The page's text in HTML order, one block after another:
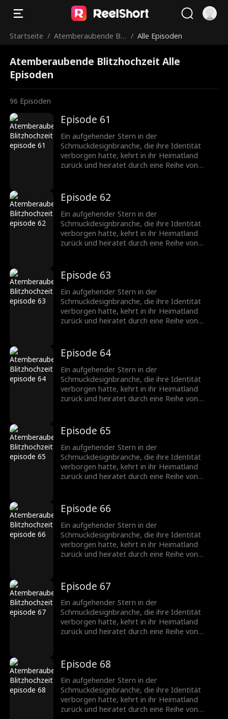
Startseite / Atemberaubende Blit / Alle Episoden
Atemberaubende Blitzhochzeit Alle
Episoden
96 Episoden
Episode 61
Ein aufgehender Stern in der
Schmuckdesignbranche, die ihre Identität
verborgen hatte, kehrt in ihr Heimatland
zurück und heiratet durch eine Reihe von
verschiedene Hindernisse überwunden haben,
wächst ihre Zuneigung zueinander, und sie
werden ein gefeiertes Paar in der
Schmuckbranche.
Episode 62
Ein aufgehender Stern in der
Schmuckdesignbranche, die ihre Identität
verborgen hatte, kehrt in ihr Heimatland
zurück und heiratet durch eine Reihe von
verschiedene Hindernisse überwunden haben,
wächst ihre Zuneigung zueinander, und sie
werden ein gefeiertes Paar in der
Schmuckbranche.
Episode 63
Ein aufgehender Stern in der
Schmuckdesignbranche, die ihre Identität
verborgen hatte, kehrt in ihr Heimatland
zurück und heiratet durch eine Reihe von
verschiedene Hindernisse überwunden haben,
wächst ihre Zuneigung zueinander, und sie
werden ein gefeiertes Paar in der
Schmuckbranche.
Episode 64
Ein aufgehender Stern in der
Schmuckdesignbranche, die ihre Identität
verborgen hatte, kehrt in ihr Heimatland
zurück und heiratet durch eine Reihe von
verschiedene Hindernisse überwunden haben,
wächst ihre Zuneigung zueinander, und sie
werden ein gefeiertes Paar in der
Schmuckbranche.
Episode 65
Ein aufgehender Stern in der
Schmuckdesignbranche, die ihre Identität
verborgen hatte, kehrt in ihr Heimatland
zurück und heiratet durch eine Reihe von
verschiedene Hindernisse überwunden haben,
wächst ihre Zuneigung zueinander, und sie
werden ein gefeiertes Paar in der
Schmuckbranche.
Episode 66
Ein aufgehender Stern in der
Schmuckdesignbranche, die ihre Identität
verborgen hatte, kehrt in ihr Heimatland
zurück und heiratet durch eine Reihe von
verschiedene Hindernisse überwunden haben,
wächst ihre Zuneigung zueinander, und sie
werden ein gefeiertes Paar in der
Schmuckbranche.
Episode 67
Ein aufgehender Stern in der
Schmuckdesignbranche, die ihre Identität
verborgen hatte, kehrt in ihr Heimatland
zurück und heiratet durch eine Reihe von
verschiedene Hindernisse überwunden haben,
wächst ihre Zuneigung zueinander, und sie
werden ein gefeiertes Paar in der
Schmuckbranche.
Episode 68
Ein aufgehender Stern in der
Schmuckdesignbranche, die ihre Identität
verborgen hatte, kehrt in ihr Heimatland
zurück und heiratet durch eine Reihe von